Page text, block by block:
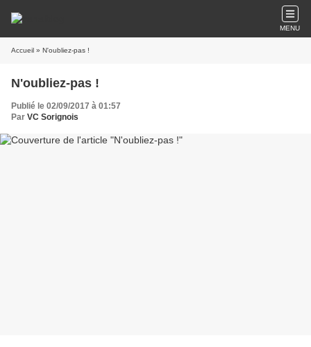
MENU
Accueil » N'oubliez-pas !
N'oubliez-pas !
Publié le 02/09/2017 à 01:57
Par VC Sorignois